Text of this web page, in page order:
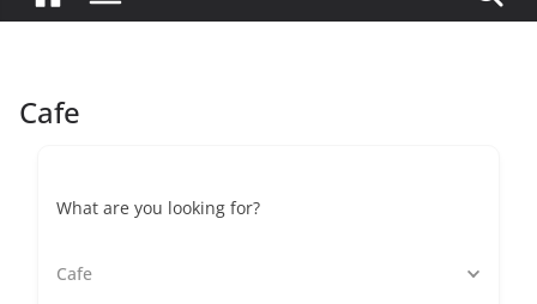
Cafe
What are you looking for?
Cafe